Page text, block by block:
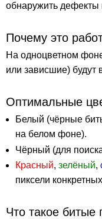
обнаружить дефекты
Почему это
На одноцветном
или зависшие) будут
Оптимальные
Белый (чёрные
на белом фоне).
Чёрный (для
Красный, зелёный,
пиксели
Что такое битые